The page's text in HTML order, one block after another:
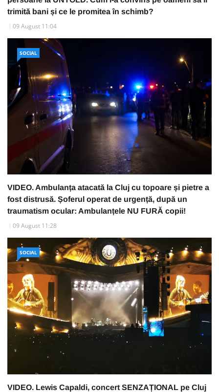
trimită bani și ce le promitea în schimb?
09 August 11:04
SOCIAL
VIDEO. Ambulanța atacată la Cluj cu topoare și pietre a
fost distrusă. Șoferul operat de urgență, după un
traumatism ocular: Ambulanțele NU FURĂ copii!
09 August 11:28
SOCIAL
VIDEO. Lewis Capaldi, concert SENZAȚIONAL pe Cluj